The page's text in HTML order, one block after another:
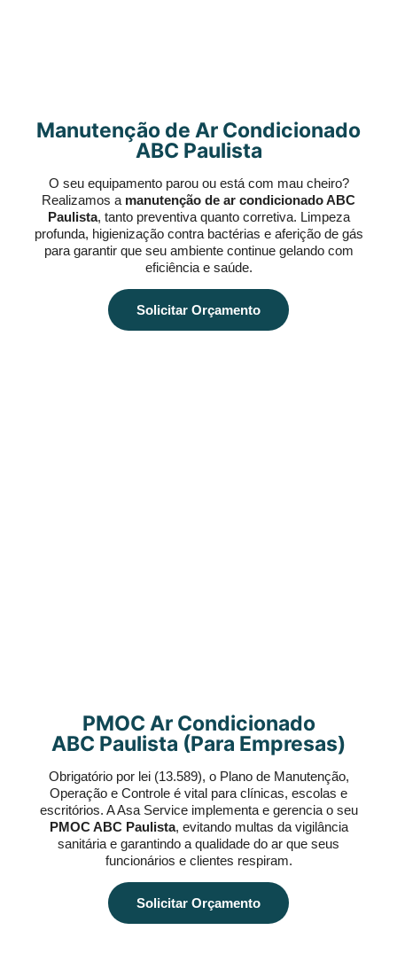
Manutenção de Ar Condicionado
ABC Paulista
O seu equipamento parou ou está com mau cheiro?
Realizamos a manutenção de ar condicionado ABC
Paulista, tanto preventiva quanto corretiva. Limpeza
profunda, higienização contra bactérias e aferição de gás
para garantir que seu ambiente continue gelando com
eficiência e saúde.
Solicitar Orçamento
PMOC Ar Condicionado
ABC Paulista (Para Empresas)
Obrigatório por lei (13.589), o Plano de Manutenção,
Operação e Controle é vital para clínicas, escolas e
escritórios. A Asa Service implementa e gerencia o seu
PMOC ABC Paulista, evitando multas da vigilância
sanitária e garantindo a qualidade do ar que seus
funcionários e clientes respiram.
Solicitar Orçamento